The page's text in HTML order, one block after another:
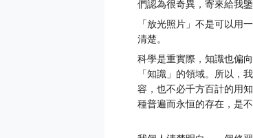
們認為很奇異，寄來給我鑒
「放光照片」不是可以用
清楚。
科學是重實際，知識也偏
「知識」的領域。所以，
容，也不必千方百計的用
種普遍而永恒的存在，是